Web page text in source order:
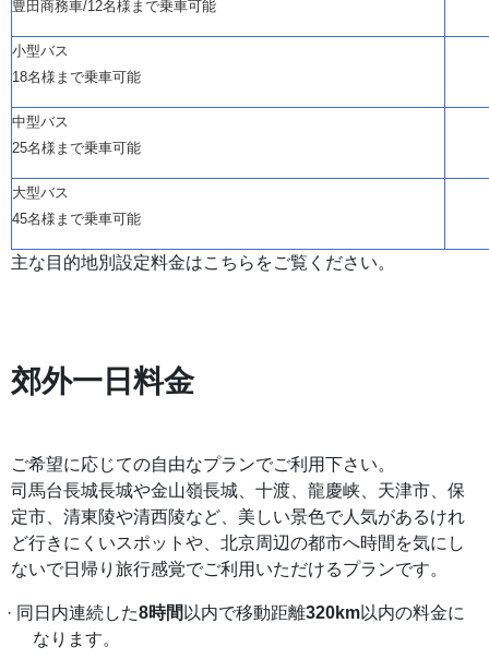
豊田商務車/12名様まで乗車可能
小型バス
18名様まで乗車可能
中型バス
25名様まで乗車可能
大型バス
45名様まで乗車可能
主な目的地別設定料金はこちらをご覧ください。
郊外一日料金
ご希望に応じての自由なプランでご利用下さい。
司馬台長城長城や金山嶺長城、十渡、龍慶峡、天津市、保
定市、清東陵や清西陵など、美しい景色で人気があるけれ
ど行きにくいスポットや、北京周辺の都市へ時間を気にし
ないで日帰り旅行感覚でご利用いただけるプランです。
· 同日内連続した8時間 以内で移動距離320km以内の料金に
なります。